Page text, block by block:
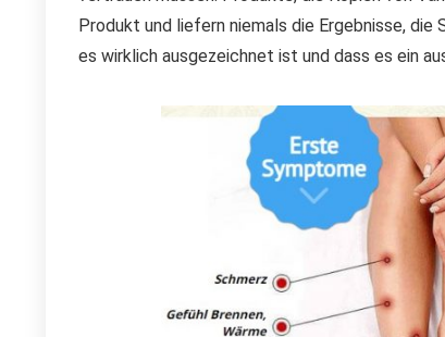
Produkt und liefern niemals die Ergebnisse,
es wirklich ausgezeichnet ist und dass es ein